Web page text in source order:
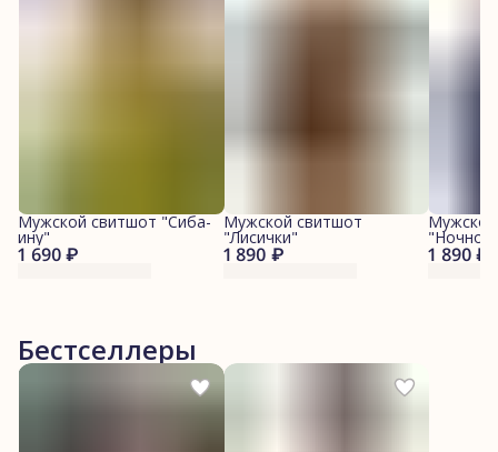
1 690 ₽
Мужской свитшот "Сиба-
ину"
1 890 ₽
Мужской свитшот
"Лисички"
1 890 ₽
"Ночной
Бестселлеры